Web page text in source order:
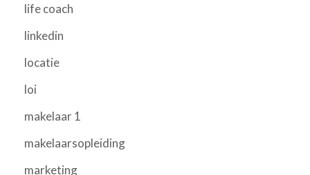
life coach
linkedin
locatie
loi
makelaar 1
makelaarsopleiding
marketing